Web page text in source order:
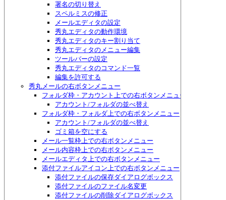
署名の切り替え
スペルミスの修正
メールエディタの設定
秀丸エディタの動作環境
秀丸エディタのキー割り当て
秀丸エディタのメニュー編集
ツールバーの設定
秀丸エディタのコマンド一覧
編集を許可する
秀丸メールの右ボタンメニュー
フォルダ枠・アカウント上での右ボタンメニュー
アカウント/フォルダの並べ替え
フォルダ枠・フォルダ上での右ボタンメニュー
アカウント/フォルダの並べ替え
ゴミ箱を空にする
メール一覧枠上での右ボタンメニュー
メール内容枠上での右ボタンメニュー
メールエディタ上での右ボタンメニュー
添付ファイルアイコン上での右ボタンメニュー
添付ファイルの保存ダイアログボックス
添付ファイルのファイル名変更
添付ファイルの削除ダイアログボックス